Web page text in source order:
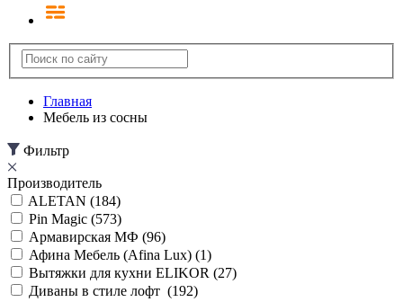
Главная
Мебель из сосны
Фильтр
Производитель
ALETAN (184)
Pin Magic (573)
Армавирская МФ (96)
Афина Мебель (Afina Lux) (1)
Вытяжки для кухни ELIKOR (27)
Диваны в стиле лофт (192)